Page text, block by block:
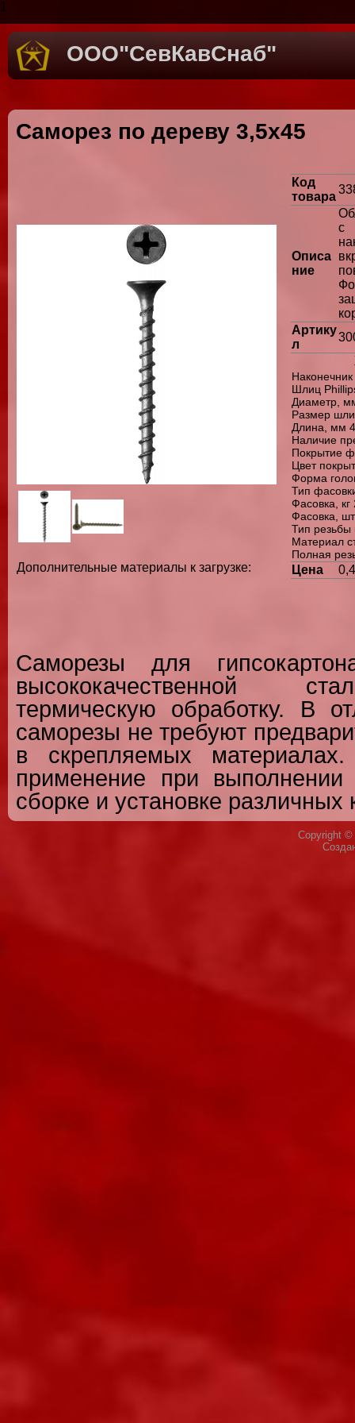
1
ООО"СевКавСнаб"
Саморез по дереву 3,5х45
Дополнительные материалы к загрузке:
Код
товара
Описа
ние
с
Артику
л
Шлиц
Диаметр,
Размер
Длина, мм
Наличие
Покрытие
Цвет
Форма
Тип
Фасовка, кг
Фасовка,
Тип резьбы
Материал
Полная
Цена
Саморезы для
высококачественной
термическую обработку. В
саморезы не требуют
в скрепляемых
применение при выполнении
сборке и установке различных
Copyright